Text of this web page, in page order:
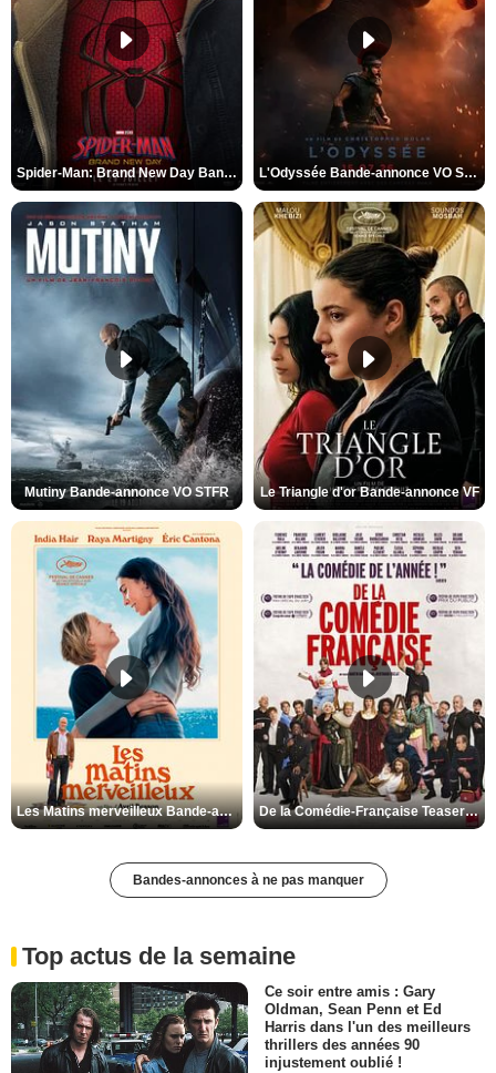
Spider-Man: Brand New Day Bande-annonce VO STFR L'Odyssée Bande-annonce VO STFR
Mutiny Bande-annonce VO STFR Le Triangle d'or Bande-annonce VF
Les Matins merveilleux Bande-annonce VF De la Comédie-Française Teaser VF
Bandes-annonces à ne pas manquer
Top actus de la semaine
Ce soir entre amis : Gary
Oldman, Sean Penn et Ed
Harris dans l'un des meilleurs
thrillers des années 90
injustement oublié !